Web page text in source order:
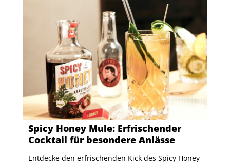
Spicy Honey Mule: Erfrischender
Cocktail für besondere Anlässe
Entdecke den erfrischenden Kick des Spicy Honey